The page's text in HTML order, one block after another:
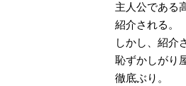
主人公である
紹介される。
しかし、紹介
恥ずかしがり
徹底ぶり。